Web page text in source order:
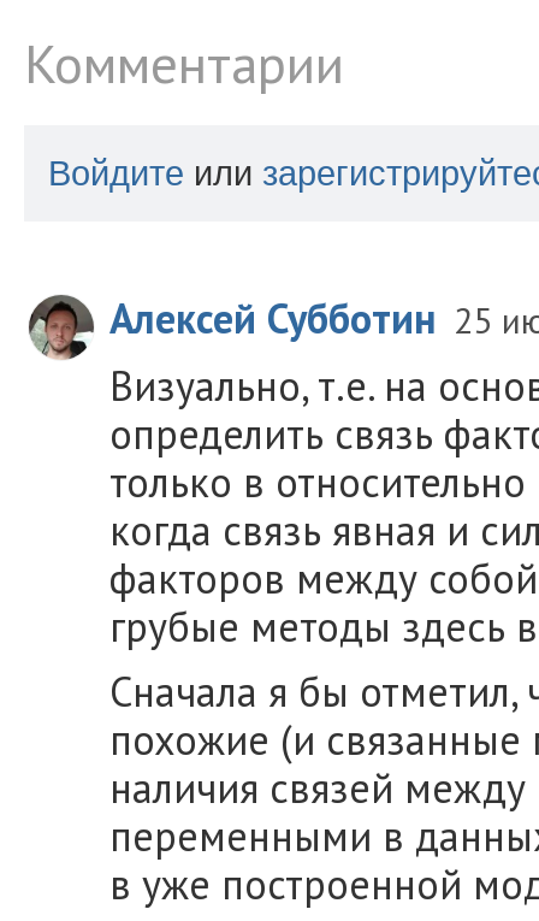
Комментарии
Войдите или
Алексей Субботин 25
Визуально, т.е. на
определить связь
только в
когда связь явная и
факторов между
грубые методы здесь
Сначала я бы отметил,
похожие (и
наличия связей
переменными в
в уже построенной